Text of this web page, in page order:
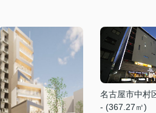
名古屋市中村
- (367.27㎡)